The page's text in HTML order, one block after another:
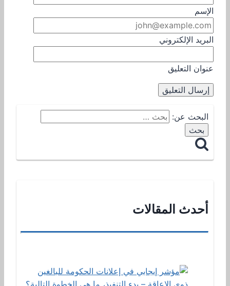
الإسم
البريد الإلكتروني
عنوان التعليق
البحث عن:
أحدث المقالات